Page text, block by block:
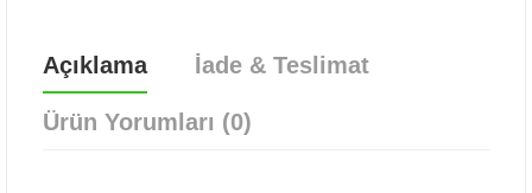
Açıklama İade & Teslimat
Ürün Yorumları (0)